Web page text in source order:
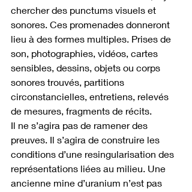
chercher des punctums visuels et
sonores. Ces promenades donneront
lieu à des formes multiples. Prises de
son, photographies, vidéos, cartes
sensibles, dessins, objets ou corps
sonores trouvés, partitions
circonstancielles, entretiens, relevés
de mesures, fragments de récits.
Il ne s’agira pas de ramener des
preuves. Il s’agira de construire les
conditions d’une resingularisation des
représentations liées au milieu. Une
ancienne mine d’uranium n’est pas